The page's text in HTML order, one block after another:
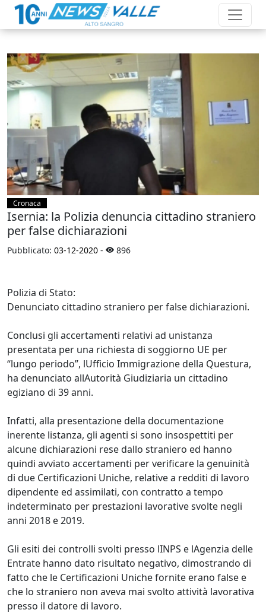
Cronaca
Isernia: la Polizia denuncia cittadino straniero
per false dichiarazioni
Pubblicato: 03-12-2020 - 896
Polizia di Stato:
Denunciato cittadino straniero per false dichiarazioni.
Conclusi gli accertamenti relativi ad unistanza
presentata per una richiesta di soggiorno UE per
“lungo periodo”, lUfficio Immigrazione della Questura,
ha denunciato allAutorità Giudiziaria un cittadino
egiziano di 39 anni.
Infatti, alla presentazione della documentazione
inerente listanza, gli agenti si sono insospettiti per
alcune dichiarazioni rese dallo straniero ed hanno
quindi avviato accertamenti per verificare la genuinità
di due Certificazioni Uniche, relative a redditi di lavoro
dipendente ed assimilati, con contratto a tempo
indeterminato per prestazioni lavorative svolte negli
anni 2018 e 2019.
Gli esiti dei controlli svolti presso lINPS e lAgenzia delle
Entrate hanno dato risultato negativo, dimostrando di
fatto che le Certificazioni Uniche fornite erano false e
che lo straniero non aveva mai svolto attività lavorativa
presso il datore di lavoro.